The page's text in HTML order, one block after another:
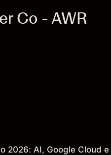
Co - AWR
2026: AI, Google Cloud